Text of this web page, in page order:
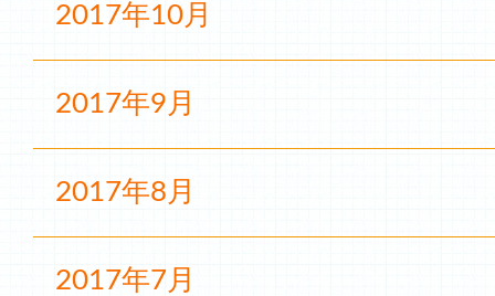
2017年10月
2017年9月
2017年8月
2017年7月